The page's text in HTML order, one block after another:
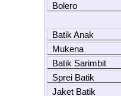
Bolero
Batik Anak
Mukena
Batik Sarimbit
Sprei Batik
Jaket Batik